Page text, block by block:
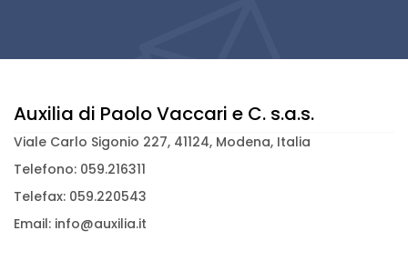
Auxilia di Paolo Vaccari e C. s.a.s.
Viale Carlo Sigonio 227, 41124, Modena, Italia
Telefono: 059.216311
Telefax: 059.220543
Email: info@auxilia.it